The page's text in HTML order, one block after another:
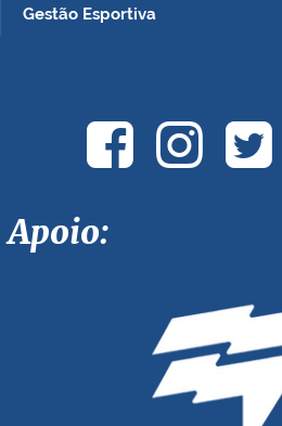
Gestão Esportiva
Apoio: